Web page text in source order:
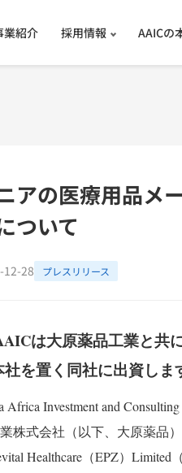
業紹介 採用情報 AAICの
アの医療用品
ついて
12-28 プレスリリース
は大原薬品工業と共
社を置く同社に出資しま
Africa Investment and
株式会社（以下、大原薬品
Healthcare（EPZ）